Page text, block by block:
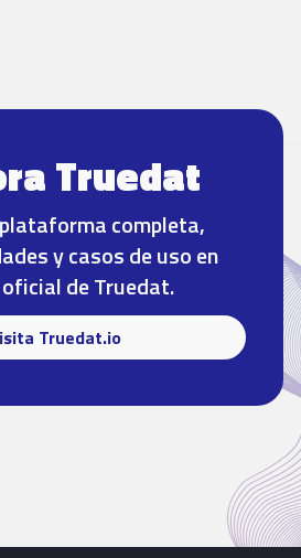
Truedat
completa,
y casos de uso en
de Truedat.
Truedat.io